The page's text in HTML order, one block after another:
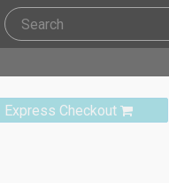
Express Checkout